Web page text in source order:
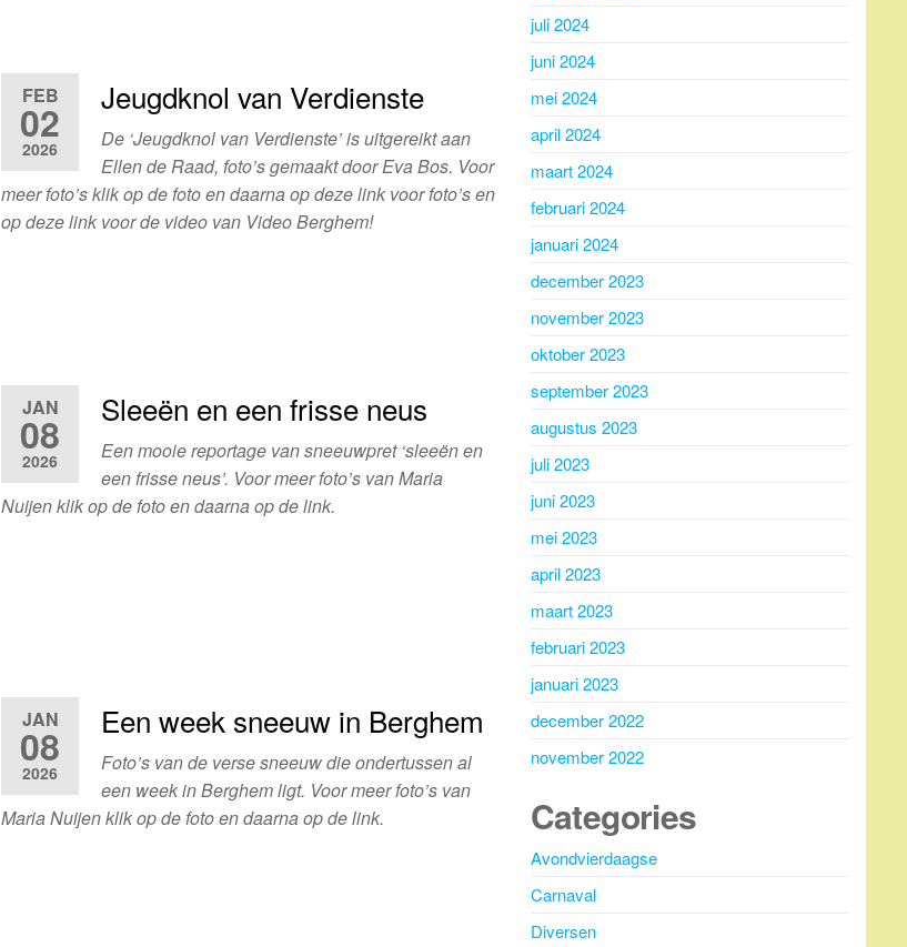
FEB
02
2026
Jeugdknol van Verdienste
De ‘Jeugdknol van Verdienste’ is uitgereikt aan
Ellen de Raad, foto’s gemaakt door Eva Bos. Voor
meer foto’s klik op de foto en daarna op deze link voor foto’s en
op deze link voor de video van Video Berghem!
JAN
08
2026
Sleeën en een frisse neus
Een mooie reportage van sneeuwpret ‘sleeën en
een frisse neus’. Voor meer foto’s van Maria
Nuijen klik op de foto en daarna op de link.
JAN
08
2026
Een week sneeuw in Berghem
Foto’s van de verse sneeuw die ondertussen al
een week in Berghem ligt. Voor meer foto’s van
Maria Nuijen klik op de foto en daarna op de link.
juli 2024
juni 2024
mei 2024
april 2024
maart 2024
februari 2024
januari 2024
december 2023
november 2023
oktober 2023
september 2023
augustus 2023
juli 2023
juni 2023
mei 2023
april 2023
maart 2023
februari 2023
januari 2023
december 2022
november 2022
Categories
Avondvierdaagse
Carnaval
Diversen